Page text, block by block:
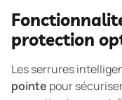
protection
Les serrures
pointe pour